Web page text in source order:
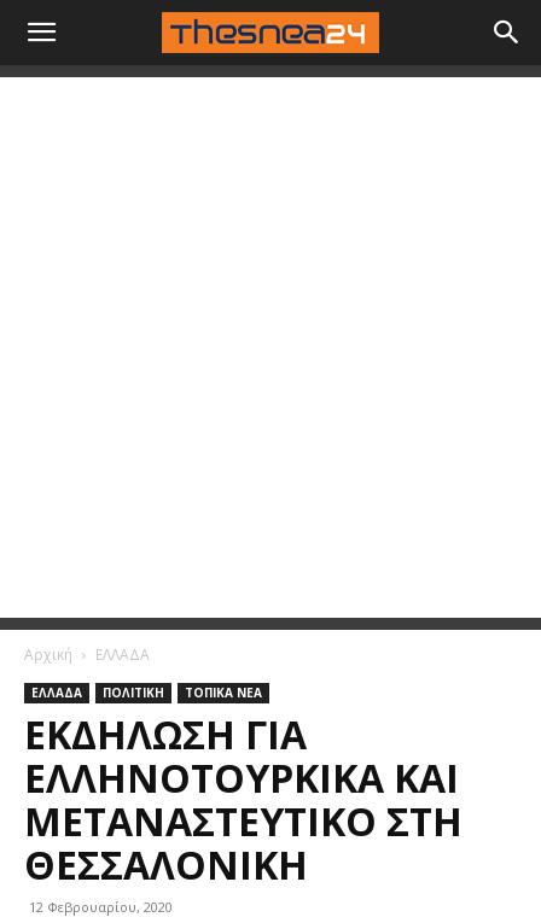
Αρχική ΕΛΛΑΔΑ
ΕΛΛΑΔΑ ΠΟΛΙΤΙΚΗ ΤΟΠΙΚΑ ΝΕΑ
ΕΚΔΉΛΩΣΗ ΓΙΑ
ΕΛΛΗΝΟΤΟΥΡΚΙΚΆ ΚΑΙ
ΜΕΤΑΝΑΣΤΕΥΤΙΚΌ ΣΤΗ
ΘΕΣΣΑΛΟΝΊΚΗ
12 Φεβρουαρίου, 2020